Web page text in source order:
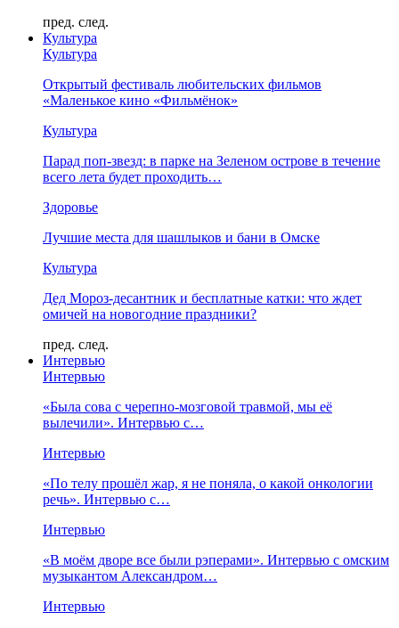
пред. след.
Культура
Культура
Открытый фестиваль любительских фильмов
«Маленькое кино «Фильмёнок»
Культура
Парад поп-звезд: в парке на Зеленом острове в течение
всего лета будет проходить…
Здоровье
Лучшие места для шашлыков и бани в Омске
Культура
Дед Мороз-десантник и бесплатные катки: что ждет
омичей на новогодние праздники?
пред. след.
Интервью
Интервью
«Была сова с черепно-мозговой травмой, мы её
вылечили». Интервью с…
Интервью
«По телу прошёл жар, я не поняла, о какой онкологии
речь». Интервью с…
Интервью
«В моём дворе все были рэперами». Интервью с омским
музыкантом Александром…
Интервью